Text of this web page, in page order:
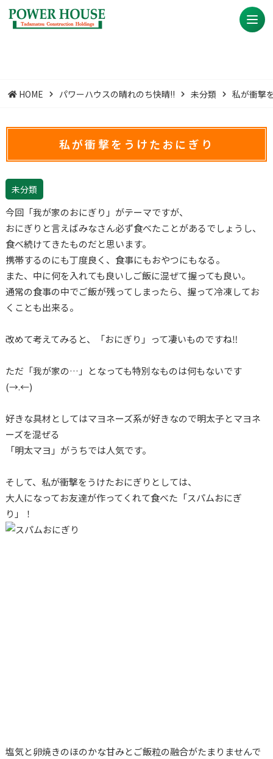
HOME パワーハウスの晴れのち快晴!! 未分類 私が衝撃
私が衝撃をうけたおにぎり
未分類
今回「我が家のおにぎり」がテーマですが、
おにぎりと言えばみなさん必ず食べたことがあるでしょうし、
食べ続けてきたものだと思います。
携帯するのにも丁度良く、食事にもおやつにもなる。
また、中に何を入れても良いしご飯に混ぜて握っても良い。
通常の食事の中でご飯が残ってしまったら、握って冷凍してお
くことも出来る。
改めて考えてみると、「おにぎり」って凄いものですね‼
ただ「我が家の…」となっても特別なものは何もないです
(→.←)
好きな具材としてはマヨネーズ系が好きなので明太子とマヨネ
ーズを混ぜる
「明太マヨ」がうちでは人気です。
そして、私が衝撃をうけたおにぎりとしては、
大人になってお友達が作ってくれて食べた「スパムおにぎ
り」！
塩気と卵焼きのほのかな甘みとご飯粒の融合がたまりませんで